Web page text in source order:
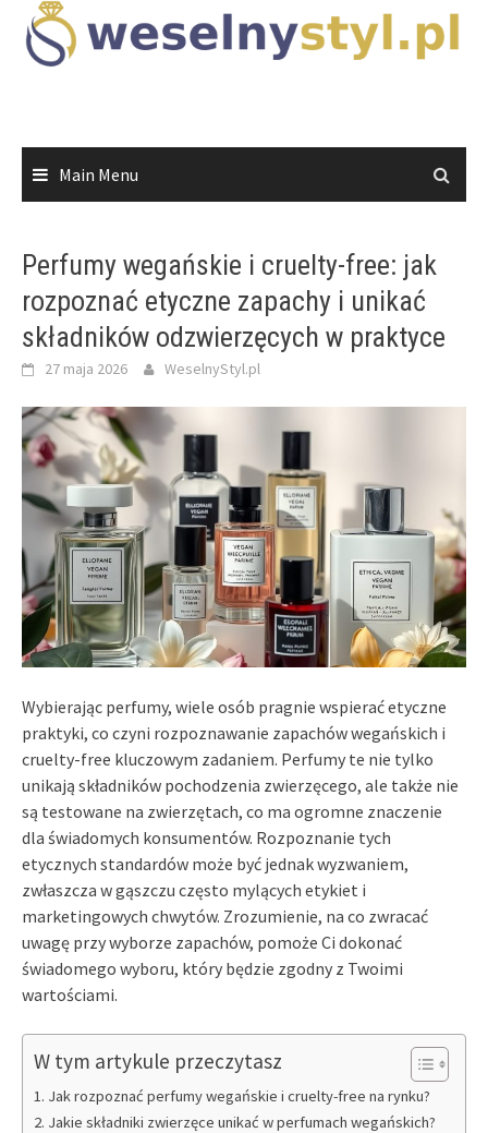
content
Main Menu
Perfumy wegańskie i cruelty-free: jak
rozpoznać etyczne zapachy i unikać
składników odzwierzęcych w praktyce
27 maja 2026 WeselnyStyl.pl
Wybierając perfumy, wiele osób pragnie wspierać etyczne
praktyki, co czyni rozpoznawanie zapachów wegańskich i
cruelty-free kluczowym zadaniem. Perfumy te nie tylko
unikają składników pochodzenia zwierzęcego, ale także nie
są testowane na zwierzętach, co ma ogromne znaczenie
dla świadomych konsumentów. Rozpoznanie tych
etycznych standardów może być jednak wyzwaniem,
zwłaszcza w gąszczu często mylących etykiet i
marketingowych chwytów. Zrozumienie, na co zwracać
uwagę przy wyborze zapachów, pomoże Ci dokonać
świadomego wyboru, który będzie zgodny z Twoimi
wartościami.
W tym artykule przeczytasz
Jak rozpoznać perfumy wegańskie i cruelty-free na rynku?
Jakie składniki zwierzęce unikać w perfumach wegańskich?